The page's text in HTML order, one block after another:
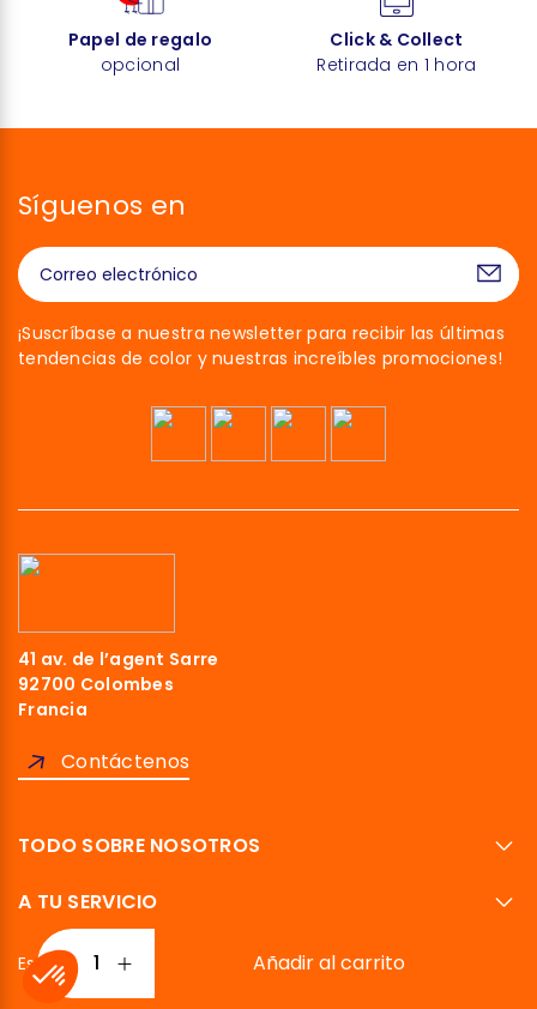
Añadir al carrito
Papel de regalo
opcional
Click & Collect
Retirada en 1 hora
Síguenos en
¡Suscríbase a nuestra newsletter para recibir las últimas
tendencias de color y nuestras increíbles promociones!
41 av. de l’agent Sarre
92700 Colombes
Francia
Contáctenos
TODO SOBRE NOSOTROS
A TU SERVICIO
Español